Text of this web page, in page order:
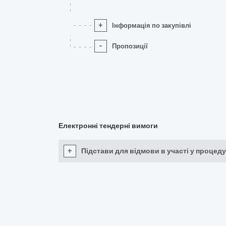
+ Інформація по закупівлі
- Пропозиції
Електронні тендерні вимоги
+ Підстави для відмови в участі у